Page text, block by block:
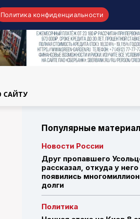
САЙТУ
Популярные
Новости России
Друг пропавшего
рассказал, откуда у него
появились
долги
Политика
Политика конфиденциальности